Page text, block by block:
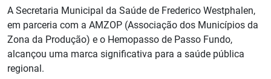
A Secretaria Municipal da Saúde de Frederico Westphalen,
em parceria com a AMZOP (Associação dos Municípios da
Zona da Produção) e o Hemopasso de Passo Fundo,
alcançou uma marca significativa para a saúde pública
regional.